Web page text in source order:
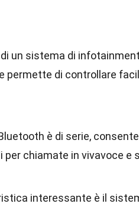
un sistema di
permette di controllare
è di serie,
per chiamate in vivavoce e
interessante è il